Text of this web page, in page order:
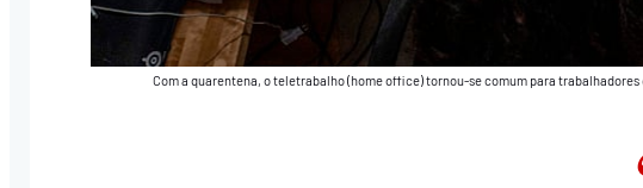
Com a quarentena, o teletrabalho (home office) tornou-se comum para